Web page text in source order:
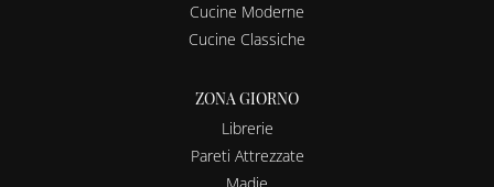
Cucine Moderne
Cucine Classiche
ZONA GIORNO
Librerie
Pareti Attrezzate